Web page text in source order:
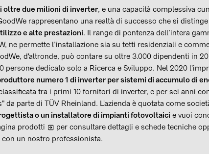
oltre due milioni di inverter, e una capacità complessiva
rappresentano una realtà di successo che si
e alte prestazioni. Il range di pontenza dell’intera
ne permette l’installazione sia su tetti residenziali e
d'altronde, può contare su oltre 3.000 dipendenti in
persone dedicato solo a Ricerca e Sviluppo. Nel 2020
numero 1 di inverter per sistemi di accumulo di
tra i primi 10 fornitori di inverter, e per sei anni
da parte di TÜV Rheinland. L'azienda è quotata come
o un installatore di impianti fotovoltaici e vuoi
prodotti
per consultare dettagli e schede tecniche
con un nostro professionista.